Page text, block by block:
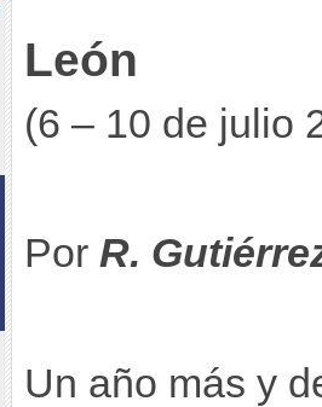
León
(6 – 10 de julio
Por R.
Un año más y